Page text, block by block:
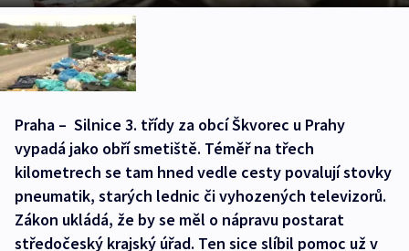
Praha – Silnice 3. třídy za obcí Škvorec u Prahy
vypadá jako obří smetiště. Téměř na třech
kilometrech se tam hned vedle cesty povalují stovky
pneumatik, starých lednic či vyhozených televizorů.
Zákon ukládá, že by se měl o nápravu postarat
středočeský krajský úřad. Ten sice slíbil pomoc už v